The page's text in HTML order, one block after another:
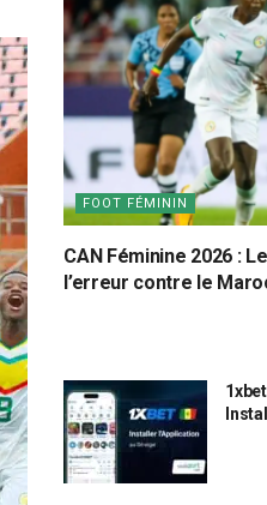
FOOT FÉMININ
CAN Féminine 2026 :
l’erreur contre le